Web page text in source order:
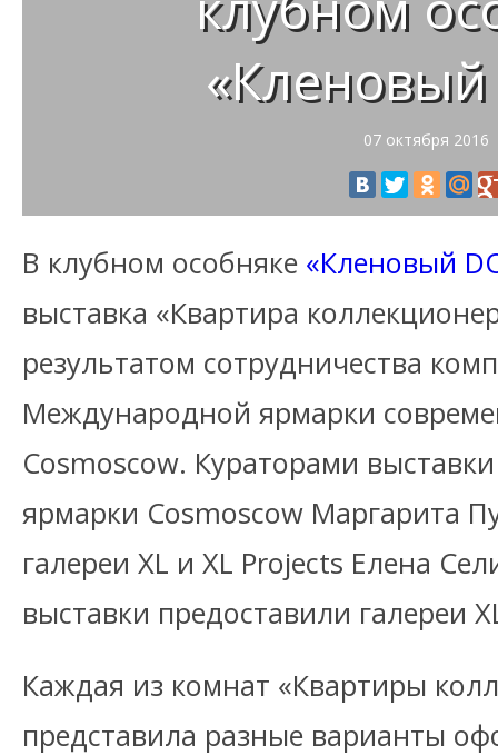
«Кленовый
07 октября 2016
В клубном особняке «Кленовый
выставка «Квартира
результатом сотрудничества
Международной ярмарки
Cosmoscow. Кураторами
ярмарки Cosmoscow Маргарита
галереи XL и XL Projects Елена
выставки предоставили галереи
Каждая из комнат «Квартиры
представила разные варианты